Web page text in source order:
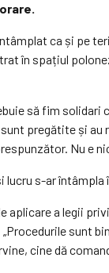
ca și pe
în spațiul
să fim solidari
pregătite și
Nu e
lucru s-ar
aplicare a legii
sunt
cine dă